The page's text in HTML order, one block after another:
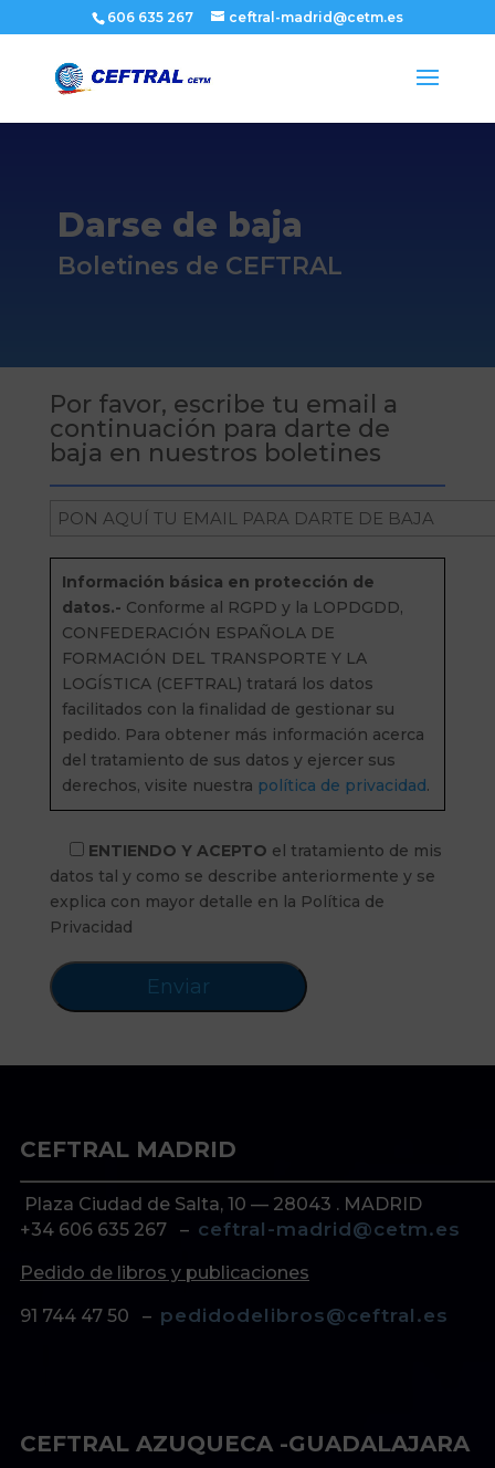
606 635 267 ceftral-madrid@cetm.es
Darse de baja
Boletines de CEFTRAL
Por favor, escribe tu email a
continuación para darte de
baja en nuestros boletines
Información básica en protección de
datos.- Conforme al RGPD y la LOPDGDD,
CONFEDERACIÓN ESPAÑOLA DE
FORMACIÓN DEL TRANSPORTE Y LA
LOGÍSTICA (CEFTRAL) tratará los datos
facilitados con la finalidad de gestionar su
pedido. Para obtener más información acerca
del tratamiento de sus datos y ejercer sus
derechos, visite nuestra política de privacidad.
ENTIENDO Y ACEPTO el tratamiento de mis
datos tal y como se describe anteriormente y se
explica con mayor detalle en la Política de
Privacidad
CEFTRAL MADRID
Plaza Ciudad de Salta, 10 — 28043 . MADRID
+34 606 635 267 – ceftral-madrid@cetm.es
Pedido de libros y publicaciones
91 744 47 50 – pedidodelibros@ceftral.es
CEFTRAL AZUQUECA -GUADALAJARA